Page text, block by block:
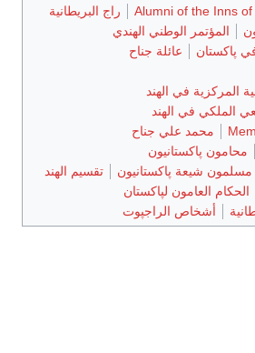
Alumni of the Inns
راج البريطانية
المؤتمر الوطني الهندي
پاكستان
عائلة جناح
المركزية في الهند
الملكي في الهند
محمد علي جناح
محامون پاكستانيون
مسلمون شيعة پاكستانيون
تقسيم الهند
الحكام العامون لپاكستان
أشخاص الراجپوت